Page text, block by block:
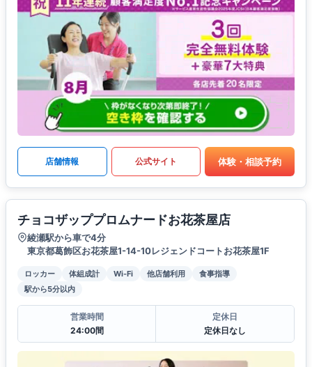
店舗情報 公式サイト 体験・相談予約
チョコザッププロムナードお花茶屋店
綾瀬駅から車で4分
東京都葛飾区お花茶屋1-14-10レジェンドコートお花茶屋1F
ロッカー 体組成計 Wi-Fi 他店舗利用
食事指導
駅から5分以内
営業時間
24:00間
定休日
定休日なし